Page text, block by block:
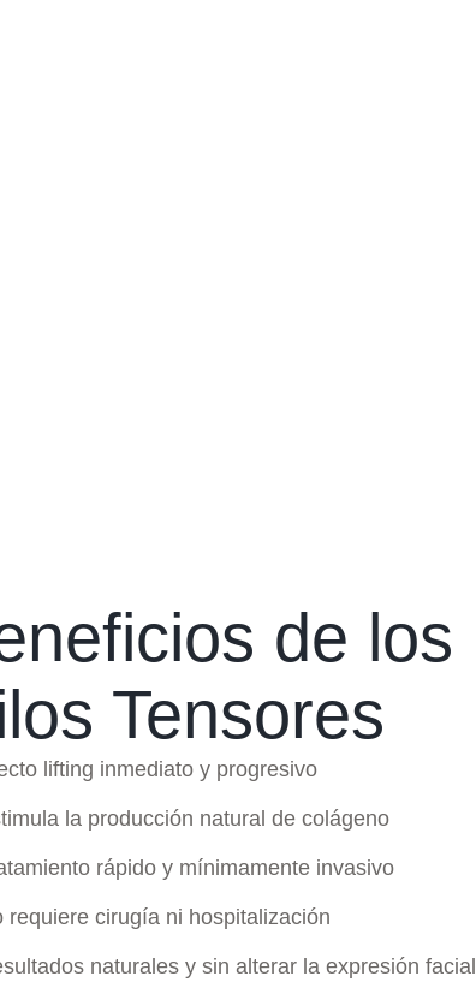
de los
Tensores
lifting inmediato y progresivo
la producción natural de colágeno
rápido y mínimamente invasivo
requiere cirugía ni hospitalización
naturales y sin alterar la expresión facial